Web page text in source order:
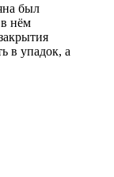
был
нём
в упадок, а